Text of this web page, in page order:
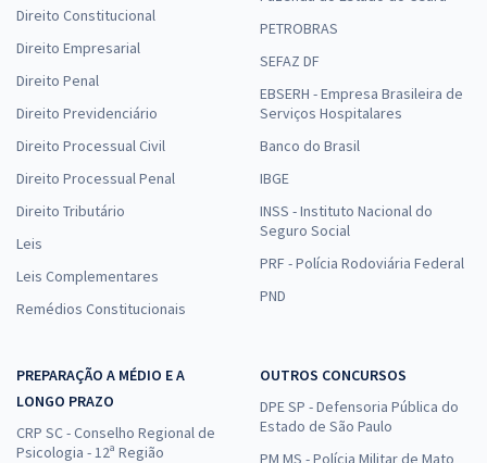
Direito Constitucional
Direito Empresarial
Direito Penal
Direito Previdenciário
Direito Processual Civil
Direito Processual Penal
Direito Tributário
Leis
Leis Complementares
Remédios Constitucionais
PETROBRAS
SEFAZ DF
EBSERH - Empresa Brasileira de
Serviços Hospitalares
Banco do Brasil
IBGE
INSS - Instituto Nacional do
Seguro Social
PRF - Polícia Rodoviária Federal
PND
PREPARAÇÃO A MÉDIO E A
LONGO PRAZO
CRP SC - Conselho Regional de
Psicologia - 12ª Região
OUTROS CONCURSOS
DPE SP - Defensoria Pública do
Estado de São Paulo
PM MS - Polícia Militar de Mato